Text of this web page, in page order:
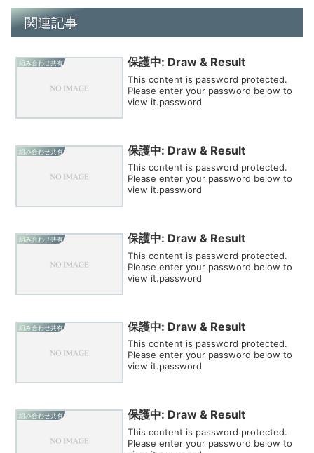
関連記事
組み合わせ共有 保護中: Draw & Result
This content is password protected.
Please enter your password below to
view it.password
組み合わせ共有 保護中: Draw & Result
This content is password protected.
Please enter your password below to
view it.password
組み合わせ共有 保護中: Draw & Result
This content is password protected.
Please enter your password below to
view it.password
組み合わせ共有 保護中: Draw & Result
This content is password protected.
Please enter your password below to
view it.password
組み合わせ共有 保護中: Draw & Result
This content is password protected.
Please enter your password below to